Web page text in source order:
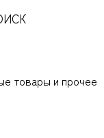
товары и прочее